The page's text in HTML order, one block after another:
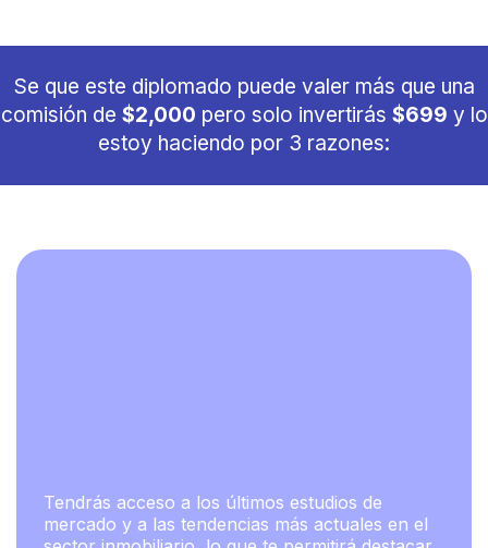
Se que este diplomado puede valer más que una
comisión de $2,000 pero solo invertirás $699 y lo
estoy haciendo por 3 razones:
Tendrás acceso a los últimos estudios de
mercado y a las tendencias más actuales en el